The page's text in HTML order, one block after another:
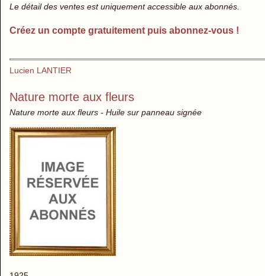
Le détail des ventes est uniquement accessible aux abonnés.
Créez un compte gratuitement puis abonnez-vous !
Lucien LANTIER
Nature morte aux fleurs
Nature morte aux fleurs - Huile sur panneau signée